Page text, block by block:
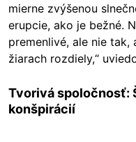
mierne zvýšenou
erupcie, ako je bežné.
premenlivé, ale nie
žiarach rozdiely,“
Tvorivá spoločnosť:
konšpirácií